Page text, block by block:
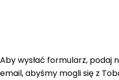
Aby wysłać formularz, podaj
email, abyśmy mogli się z